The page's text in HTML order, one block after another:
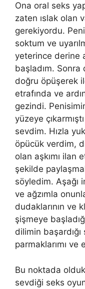
Ona oral seks
zaten ıslak olan
gerekiyordu.
soktum ve
yeterince derine
başladım. Sonra
doğru öpüşerek
etrafında ve
gezindi.
yüzeye
sevdim. Hızla
öpücük verdim,
olan aşkımı ilan
şekilde
söyledim. Aşağı
ve ağzımla
dudaklarının ve
şişmeye
dilimin
parmaklarımı ve
Bu noktada
sevdiği seks